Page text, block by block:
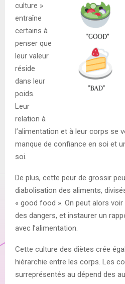
culture »
entraîne
certains à
penser que
leur valeur
réside
dans leur
poids.
Leur
relation à
l’alimentation et à leur corps se
manque de confiance en soi et
soi.
De plus, cette peur de grossir
diabolisation des aliments,
« good food ». On peut alors
des dangers, et instaurer un
avec l’alimentation.
Cette culture des diètes crée
hiérarchie entre les corps. Les
surreprésentés au dépend des